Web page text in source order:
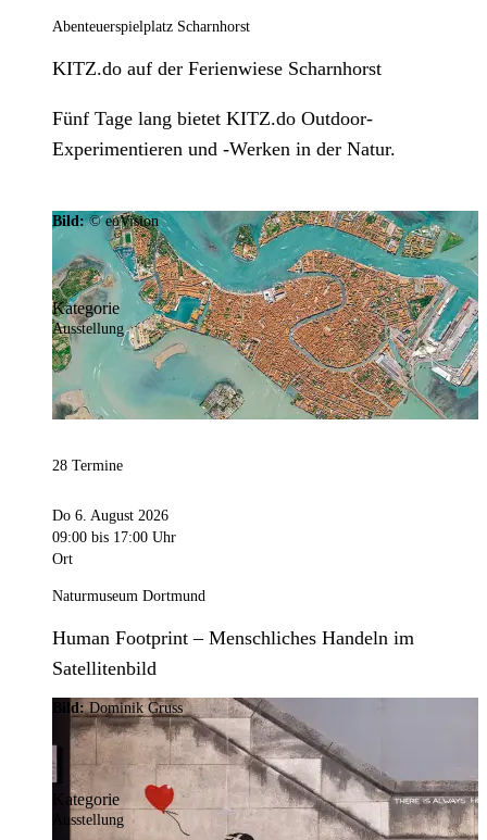
Abenteuerspielplatz Scharnhorst
KITZ.do auf der Ferienwiese Scharnhorst
Fünf Tage lang bietet KITZ.do Outdoor-
Experimentieren und -Werken in der Natur.
Bild:© eoVision
Kategorie
Ausstellung
28 Termine
Do 6. August 2026
09:00 bis 17:00 Uhr
Ort
Naturmuseum Dortmund
Human Footprint – Menschliches Handeln im
Satellitenbild
Bild:Dominik Gruss
Kategorie
Ausstellung